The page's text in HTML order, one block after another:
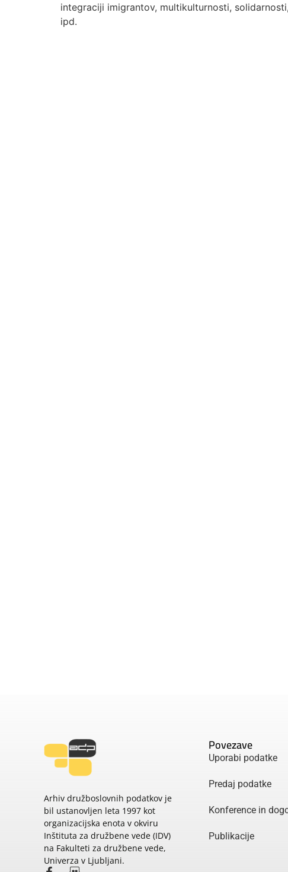
integraciji imigrantov, multikulturnosti,
ipd.
Arhiv družboslovnih podatkov je
bil ustanovljen leta 1997 kot
organizacijska enota v okviru
Inštituta za družbene vede (IDV)
na Fakulteti za družbene vede,
Univerza v Ljubljani.
Povezave
Uporabi podatke
Predaj podatke
Konference in
Publikacije